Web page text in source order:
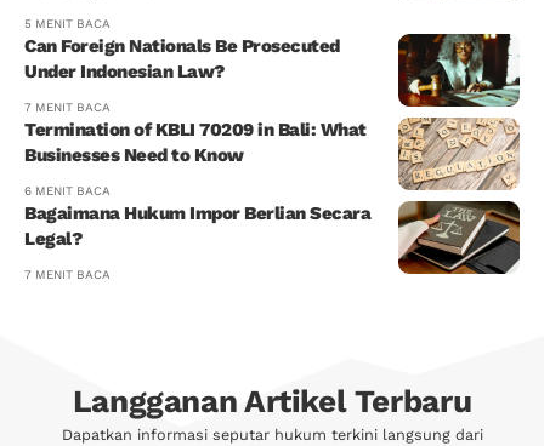
5 MENIT BACA
Can Foreign Nationals Be Prosecuted
Under Indonesian Law?
7 MENIT BACA
Termination of KBLI 70209 in Bali: What
Businesses Need to Know
6 MENIT BACA
Bagaimana Hukum Impor Berlian Secara
Legal?
7 MENIT BACA
Langganan Artikel Terbaru
Dapatkan informasi seputar hukum terkini langsung dari